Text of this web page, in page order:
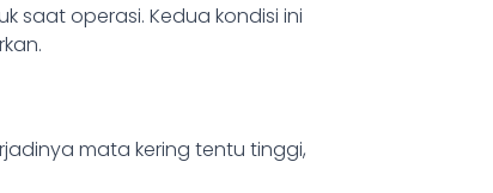
saat operasi. Kedua kondisi ini
mata kering tentu tinggi,